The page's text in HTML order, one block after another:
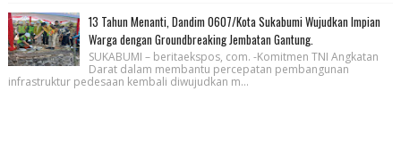
13 Tahun Menanti, Dandim 0607/Kota Sukabumi Wujudkan Impian
Warga dengan Groundbreaking Jembatan Gantung.
SUKABUMI – beritaekspos, com. -Komitmen TNI Angkatan
Darat dalam membantu percepatan pembangunan
infrastruktur pedesaan kembali diwujudkan m...